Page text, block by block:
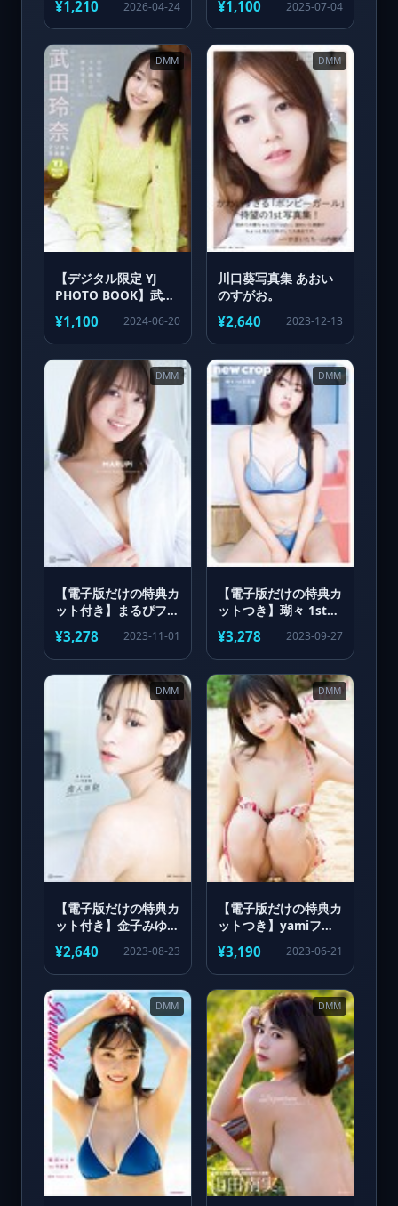
号未公開カット＞ ヤ
ンマガデジタ
¥1,210 2026-04-24 ¥1,100 2025-07-04
DMM
【デジタル限定 YJ
PHOTO BOOK】武田
玲奈写真集「君の瞳
に、9年越しの夢を見
る。」
¥1,100 2024-06-20
DMM
川口葵写真集 あおい
のすがお。
¥2,640 2023-12-13
DMM
【電子版だけの特典カ
ット付き】まるぴファ
ースト写真集 まるご
と
¥3,278 2023-11-01
DMM
【電子版だけの特典カ
ットつき】瑚々 1st写
真集 new crop
¥3,278 2023-09-27
DMM
【電子版だけの特典カ
ット付き】金子みゆ
¥2,640 2023-08-23
DMM
【電子版だけの特典カ
ットつき】yamiファ
yammy！
¥3,190 2023-06-21
DMM DMM